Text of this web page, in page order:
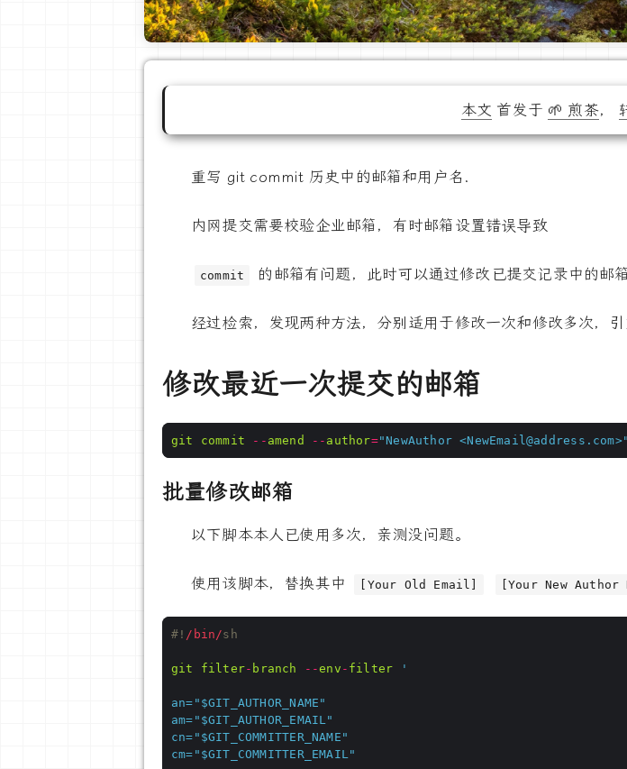
本文 首发于 🌱 煎茶，
重写 git commit 历史中的邮箱和用户名.
内网提交需要校验企业邮箱，有时邮箱设置错误导致
commit 的邮箱有问题，此时可以通过修改已提交记录中的邮
经过检索，发现两种方法，分别适用于修改一次和修改多次，引
修改最近一次提交的邮箱
git commit -- amend -- author="NewAuthor <NewEmail@address.com>"
批量修改邮箱
以下脚本本人已使用多次，亲测没问题。
使用该脚本，替换其中 [Your Old Email] [Your New Author
#! /bin/
git filter- branch --env - filter